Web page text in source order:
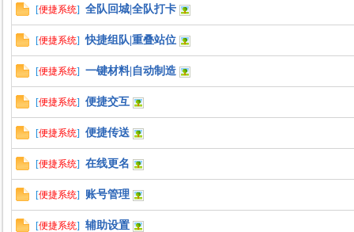
力
[便捷系统] 全队回城|全队打卡
[便捷系统] 快捷组队|重叠站位
[便捷系统] 一键材料|自动制造
[便捷系统] 便捷交互
[便捷系统] 便捷传送
[便捷系统] 在线更名
[便捷系统] 账号管理
[便捷系统] 辅助设置